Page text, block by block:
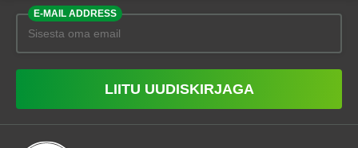
E-MAIL ADDRESS
LIITU UUDISKIRJAGA